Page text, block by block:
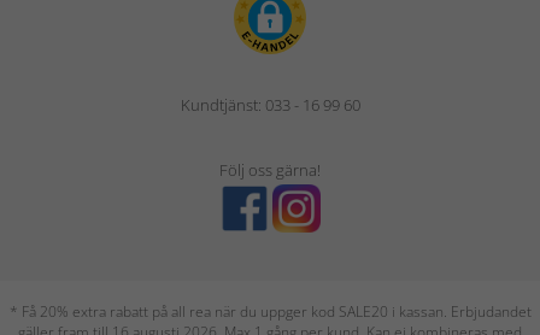
Kundtjänst: 033 - 16 99 60
Följ oss gärna!
* Få 20% extra rabatt på all rea när du uppger kod SALE20 i kassan. Erbjudandet